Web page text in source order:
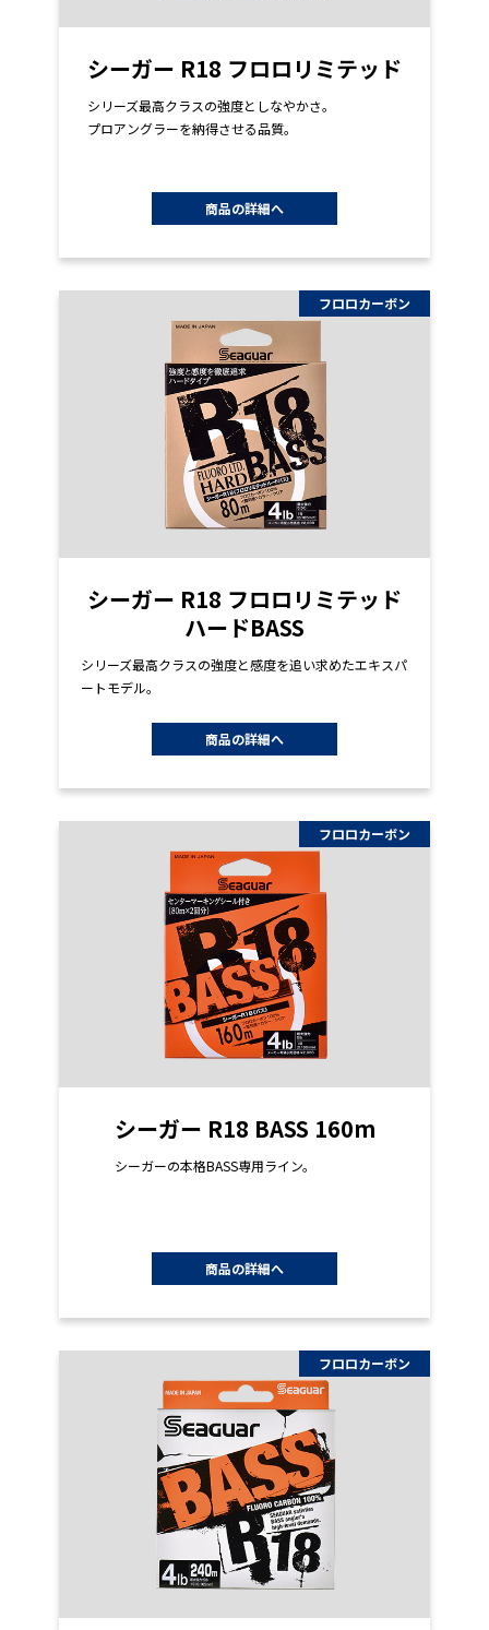
シーガー R18 フロロリミテッド
シリーズ最高クラスの強度としなやかさ。
プロアングラーを納得させる品質。
商品の詳細へ
フロロカーボン
シーガー R18 フロロリミテッド
ハードBASS
シリーズ最高クラスの強度と感度を追い求めたエキスパ
ートモデル。
商品の詳細へ
フロロカーボン
シーガー R18 BASS 160m
シーガーの本格BASS専用ライン。
商品の詳細へ
フロロカーボン